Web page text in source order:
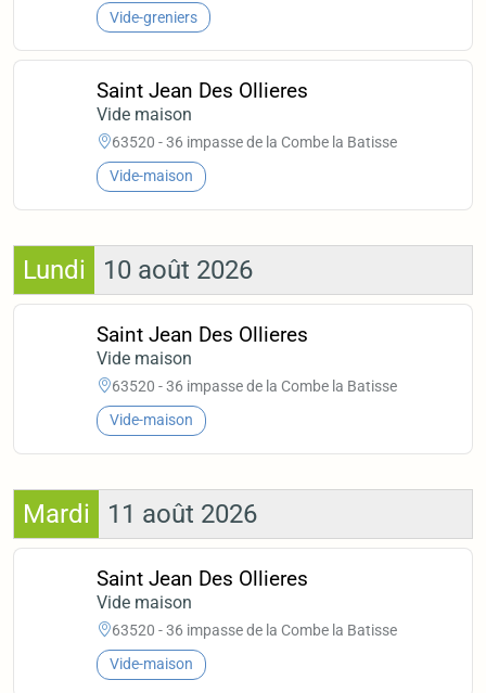
Vide-greniers
Saint Jean Des Ollieres
Vide maison
63520 - 36 impasse de la Combe la Batisse
Vide-maison
Lundi 10 août 2026
Saint Jean Des Ollieres
Vide maison
63520 - 36 impasse de la Combe la Batisse
Vide-maison
Mardi 11 août 2026
Saint Jean Des Ollieres
Vide maison
63520 - 36 impasse de la Combe la Batisse
Vide-maison